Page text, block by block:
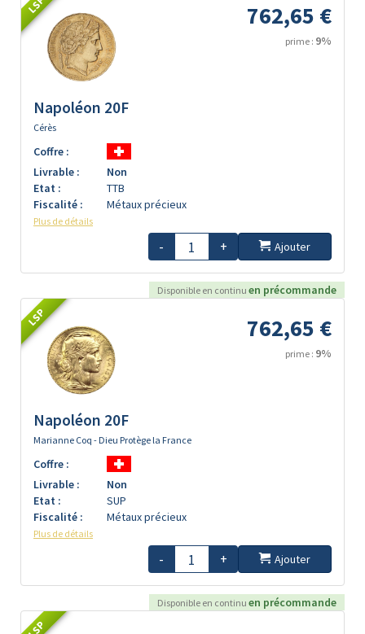
762,65 €
prime : 9%
Napoléon 20F
Cérès
Coffre :
Livrable :
Non
Etat :
TTB
Fiscalité :
Métaux précieux
Plus de détails
- + Ajouter
Disponible en continu en précommande
LSP 762,65 €
prime : 9%
Napoléon 20F
Marianne Coq - Dieu Protège la France
Coffre :
Livrable :
Non
Etat :
SUP
Fiscalité :
Métaux précieux
Plus de détails
- + Ajouter
Disponible en continu en précommande